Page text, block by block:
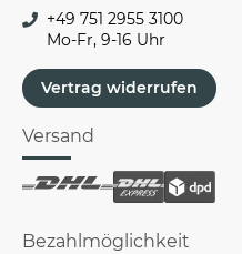
+49 751 2955 3100
Mo-Fr, 9-16 Uhr
Vertrag widerrufen
Versand
Bezahlmöglichkeit